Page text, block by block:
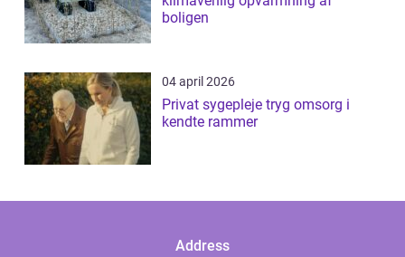
boligen
04 april 2026
Privat sygepleje tryg omsorg i
kendte rammer
Address